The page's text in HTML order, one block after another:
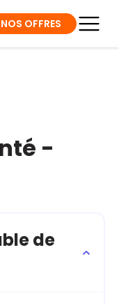
NOS OFFRES
-
de